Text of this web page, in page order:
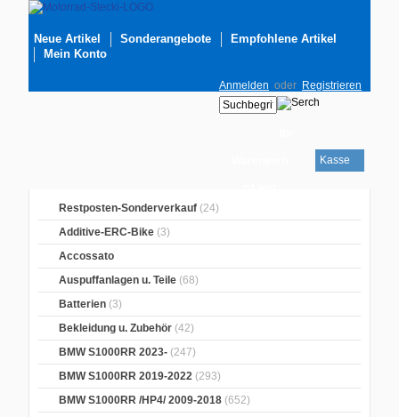
Neue Artikel Sonderangebote
Empfohlene Artikel
Mein Konto
Anmelden oder Registrieren
Kasse
Restposten-Sonderverkauf (24)
Additive-ERC-Bike (3)
Accossato
Auspuffanlagen u. Teile (68)
Batterien (3)
Bekleidung u. Zubehör (42)
BMW S1000RR 2023- (247)
BMW S1000RR 2019-2022 (293)
BMW S1000RR /HP4/ 2009-2018 (652)